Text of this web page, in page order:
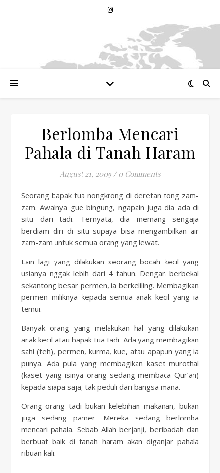
Berlomba Mencari
Pahala di Tanah Haram
August 21, 2009 / 0 Comments
Seorang bapak tua nongkrong di deretan tong zam-
zam. Awalnya gue bingung, ngapain juga dia ada di
situ dari tadi. Ternyata, dia memang sengaja
berdiam diri di situ supaya bisa mengambilkan air
zam-zam untuk semua orang yang lewat.
Lain lagi yang dilakukan seorang bocah kecil yang
usianya nggak lebih dari 4 tahun. Dengan berbekal
sekantong besar permen, ia berkeliling. Membagikan
permen miliknya kepada semua anak kecil yang ia
temui.
Banyak orang yang melakukan hal yang dilakukan
anak kecil atau bapak tua tadi. Ada yang membagikan
sahi (teh), permen, kurma, kue, atau apapun yang ia
punya. Ada pula yang membagikan kaset murothal
(kaset yang isinya orang sedang membaca Qur’an)
kepada siapa saja, tak peduli dari bangsa mana.
Orang-orang tadi bukan kelebihan makanan, bukan
juga sedang pamer. Mereka sedang berlomba
mencari pahala. Sebab Allah berjanji, beribadah dan
berbuat baik di tanah haram akan diganjar pahala
ribuan kali.